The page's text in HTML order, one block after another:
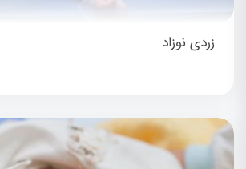
زردی نوزاد